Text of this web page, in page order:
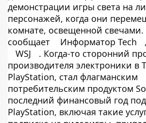
демонстрации игры света на
персонажей, когда они
комнате, освещенной
сообщает
Информатор Tech
WSJ
. Когда-то сторонний
производителя электроники в
PlayStation, стал флагманским
потребительским продуктом
последний финансовый год
PlayStation, включая такие